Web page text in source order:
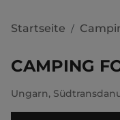
Startseite /
CAMPING
Ungarn,